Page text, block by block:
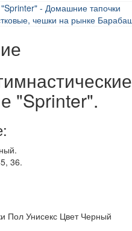
"Sprinter".
36.
Пол Унисекс Цвет Черный